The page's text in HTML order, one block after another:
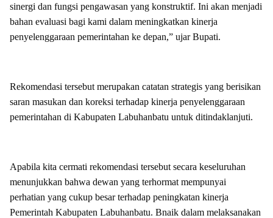
sinergi dan fungsi pengawasan yang konstruktif. Ini akan menjadi
bahan evaluasi bagi kami dalam meningkatkan kinerja
penyelenggaraan pemerintahan ke depan,” ujar Bupati.
Rekomendasi tersebut merupakan catatan strategis yang berisikan
saran masukan dan koreksi terhadap kinerja penyelenggaraan
pemerintahan di Kabupaten Labuhanbatu untuk ditindaklanjuti.
Apabila kita cermati rekomendasi tersebut secara keseluruhan
menunjukkan bahwa dewan yang terhormat mempunyai
perhatian yang cukup besar terhadap peningkatan kinerja
Pemerintah Kabupaten Labuhanbatu. Bnaik dalam melaksanakan